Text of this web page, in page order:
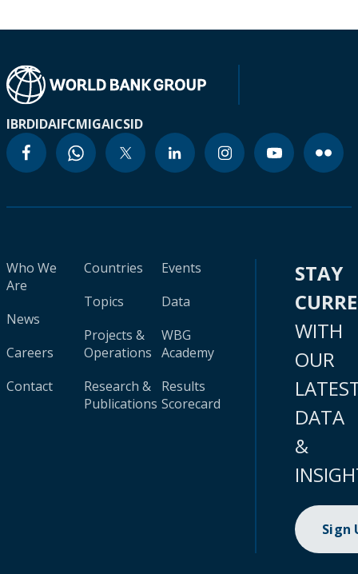
IBRDIDAIFCMIGAICSID
Who We
Are
News
Careers
Contact
Countries
Topics
Projects &
Operations
Research &
Publications
Events
Data
WBG
Academy
Results
Scorecard
STAY
WITH
OUR
DATA
&
Sign